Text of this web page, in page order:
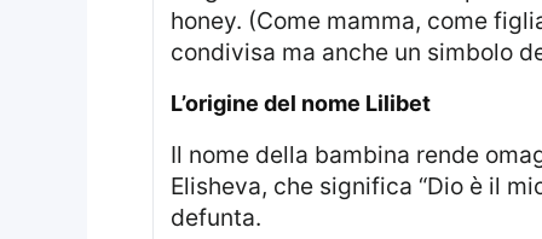
honey. (Come mamma, come
condivisa ma anche un simbolo
l’origine del nome Lilibet
Il nome della bambina rende omaggio al soprannome d’infanzia dell’ex regina Elisabetta II. Deriva dall’ebraico
Elisheva, che significa “Dio è il
defunta.